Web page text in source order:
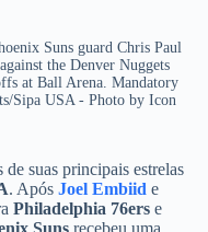
Suns guard Chris Paul
the Denver Nuggets
at Ball Arena. Mandatory
Sipa USA - Photo by Icon
suas principais estrelas
. Após Joel Embiid e
Philadelphia 76ers e